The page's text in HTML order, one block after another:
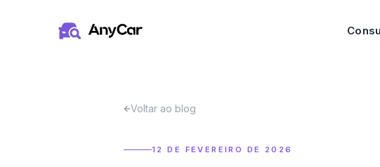
Voltar ao blog
12 DE FEVEREIRO DE 2026